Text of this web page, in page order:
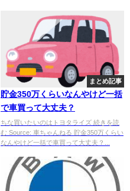
まとめ記事
貯金350万くらいなんやけど一括
で車買って大丈夫？
ちな買いたいのはトヨタライズ 続きを読
む Source: 車ちゃんねる 貯金350万くらい
なんやけど一括で車買って大丈夫？...